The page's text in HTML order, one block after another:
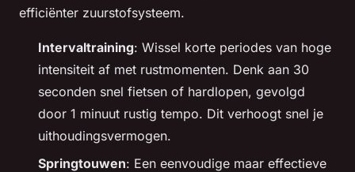
efficiënter zuurstofsysteem.
Intervaltraining: Wissel korte periodes van hoge
intensiteit af met rustmomenten. Denk aan 30
seconden snel fietsen of hardlopen, gevolgd
door 1 minuut rustig tempo. Dit verhoogt snel je
uithoudingsvermogen.
Springtouwen: Een eenvoudige maar effectieve